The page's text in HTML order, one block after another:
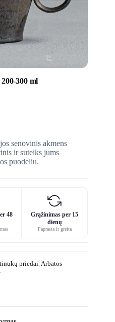
300 ml
senovinis akmens
ir suteiks jums
puodeliu.
48
Grąžinimas per 15
dienų
Paprasta ir greita
priedai Arbatos